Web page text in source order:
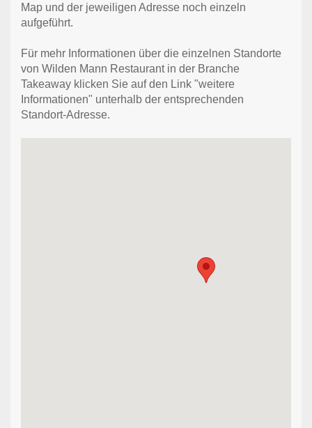
Map und der jeweiligen Adresse noch einzeln
aufgeführt.
Für mehr Informationen über die einzelnen Standorte
von Wilden Mann Restaurant in der Branche
Takeaway klicken Sie auf den Link "weitere
Informationen" unterhalb der entsprechenden
Standort-Adresse.